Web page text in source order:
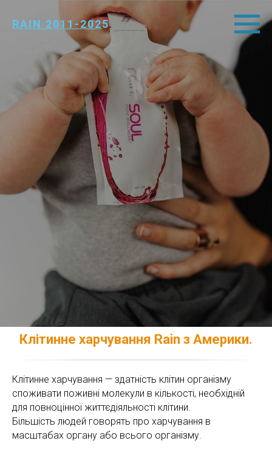
RAIN 2011-2025
Клітинне харчування Rain з Америки.
Клітинне харчування — здатність клітин організму
споживати поживні молекули в кількості, необхідній
для повноцінної життєдіяльності клітини.
Більшість людей говорять про харчування в
масштабах органу або всього організму.